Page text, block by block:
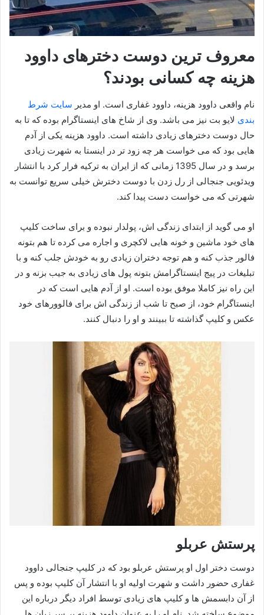
معروف ترین دوست دخترهای داوود
هزینه چه کسانی بودند؟
نام واقعی داوود هزینه، داوود غفاری است. او مدیر سایت شرط
بندی لایو بت نیز می باشد. وی از شاخ های اینستاگرام بوده که تا به
حال دوست دخترهای زیادی داشته است. داوود هزینه یکی از آدم
هایی بود که می خواست هر چه زود تر در اینستا به شهرت زیادی
برسد و در سال 1395 زمانی که از ایران به ترکیه فرار کرد با انتشار
ویدئویی جنجالی از رل زدن با دوست دخترش خیلی سریع توانست به
شهرتی که می خواست دست پیدا کند.
او می گوید از ابتدای زندگی اش، پولدار نبوده و برای ساخت کلیپ
های خود ماشین و خونه هایی لاکچری و اجاره می کرده تا هم بتونه
فالور جذب کنه و هم توجه دختران زیادی رو به خودش جلب کنه و با
تبلیغات در پیج اینستاگرامش بتونه پول های زیادی به جیب بزنه و در
این راه نیز کاملا موفق بوده است. او از آدم هایی است که در
اینستاگرام خود، از صبح تا شب از زندگی اش برای فالوورهای خود
عکس و کلیپ گذاشته تا ببینند و او را دنبال کنند.
پرستش عربلو
دوست دختر اول او پرستش عربلو بود که در کلیپ جنجالی داوود
غفاری حضور داشت و شهرت اولیه او با انتشار آن کلیپ بوده و پس
از آن دابسمش ها و کلیپ های زیادی توسط افراد دیگر درباره این